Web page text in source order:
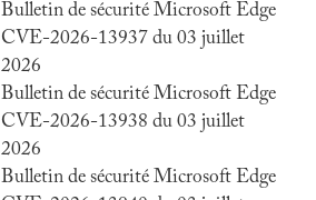
Bulletin de sécurité Microsoft Edge
CVE-2026-13937 du 03 juillet
2026
Bulletin de sécurité Microsoft Edge
CVE-2026-13938 du 03 juillet
2026
Bulletin de sécurité Microsoft Edge